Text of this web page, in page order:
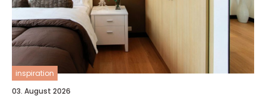
inspiration
03. August 2026